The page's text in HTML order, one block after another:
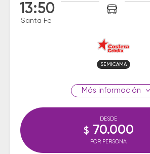
13:50
Santa Fe
SEMICAMA
información
DESDE
$ 70.000
POR PERSONA